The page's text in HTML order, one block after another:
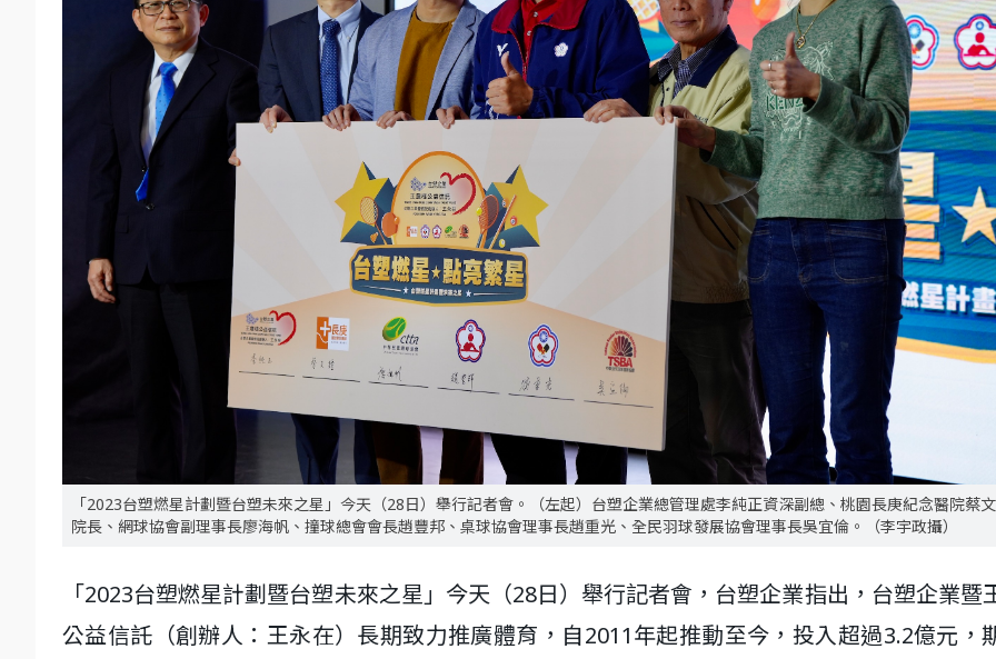
「2023台塑燃星計劃暨台塑未來之星」今天（28日）舉行記者會。（左起）台塑企業總管理處李純正資深副總、桃園長庚紀念醫院蔡
院長、網球協會副理事長廖海帆、撞球總會會長趙豐邦、桌球協會理事長趙重光、全民羽球發展協會理事長吳宜倫。（李宇政攝）
「2023台塑燃星計劃暨台塑未來之星」今天（28日）舉行記者會，台塑企業指出，台塑企業暨
公益信託（創辦人：王永在）長期致力推廣體育，自2011年起推動至今，投入超過3.2億元，